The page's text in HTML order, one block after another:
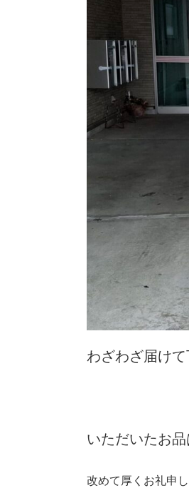
わざわざ届け
いただいたお
改めて厚くお礼申